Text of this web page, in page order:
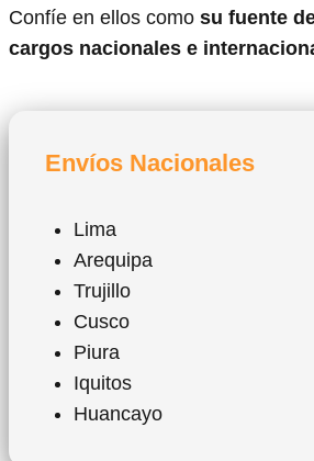
Confíe en ellos como su fuente
cargos nacionales e
Envíos Nacionales
Lima
Arequipa
Trujillo
Cusco
Piura
Iquitos
Huancayo